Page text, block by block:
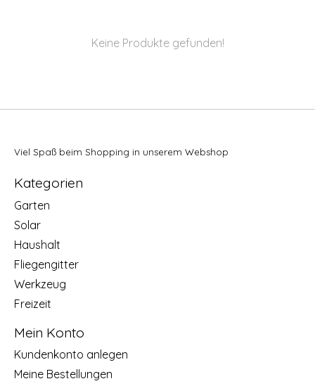
Keine Produkte gefunden!
Viel Spaß beim Shopping in unserem Webshop
Kategorien
Garten
Solar
Haushalt
Fliegengitter
Werkzeug
Freizeit
Mein Konto
Kundenkonto anlegen
Meine Bestellungen